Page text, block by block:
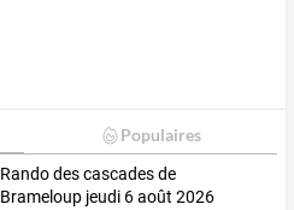
Populaires
Rando des cascades de
Brameloup jeudi 6 août 2026